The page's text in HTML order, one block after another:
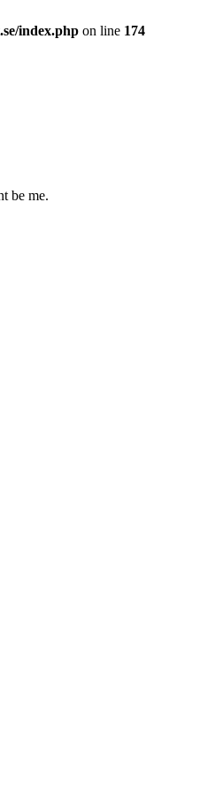
index.php on line 174
be me.